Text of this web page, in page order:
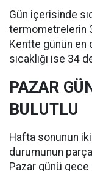
Gün içerisinde
termometrelerin
Kentte günün en
sıcaklığı ise 34
PAZAR
BULUTLU
Hafta sonunun
durumunun
Pazar günü gece